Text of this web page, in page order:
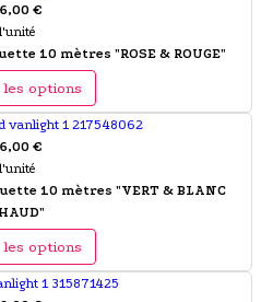
€
10 mètres "ROSE & ROUGE"
les options
€
10 mètres "VERT & BLANC
les options